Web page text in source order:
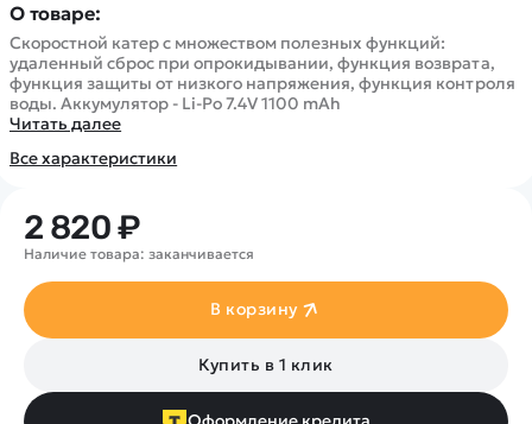
О товаре:
Скоростной катер с множеством полезных функций:
удаленный сброс при опрокидывании, функция возврата,
функция защиты от низкого напряжения, функция контроля
воды. Аккумулятор - Li-Po 7.4V 1100 mAh
Читать далее
Все характеристики
2 820 ₽
Наличие товара: заканчивается
В корзину
Купить в 1 клик
Квадрокоптеры
Машинки
Танки
Вертолеты
Катера
Самолеты
Сборные модели
Детские электромобили
Спецтехника
Запчасти для моделей
Информация
Оптовые продажи
Блог
Статьи про беспилотники
Аренда Квадрокоптеров
Покупка в кредит
Покупателю
Контакты
Помощь
Отследить заказ
Оплата на сайте